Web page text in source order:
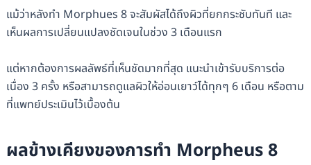
แม้ว่าหลังทำ Morphues 8 จะสัมผัสได้ถึงผิวที่ยกกระชับทันที และ
เห็นผลการเปลี่ยนแปลงชัดเจนในช่วง 3 เดือนแรก
แต่หากต้องการผลลัพธ์ที่เห็นชัดมากที่สุด แนะนำเข้ารับบริการต่อ
เนื่อง 3 ครั้ง หรือสามารถดูแลผิวให้อ่อนเยาว์ได้ทุกๆ 6 เดือน หรือตาม
ที่แพทย์ประเมินไว้เบื้องต้น
ผลข้างเคียงของการทำ Morpheus 8